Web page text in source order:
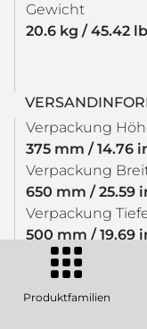
Gewicht
20.6 kg / 45.42
Verpackung
375 mm / 14.76
Verpackung
650 mm / 25.59
Verpackung
500 mm / 19.69
23.6 kg / 52.03 lbs
Produktfamilien